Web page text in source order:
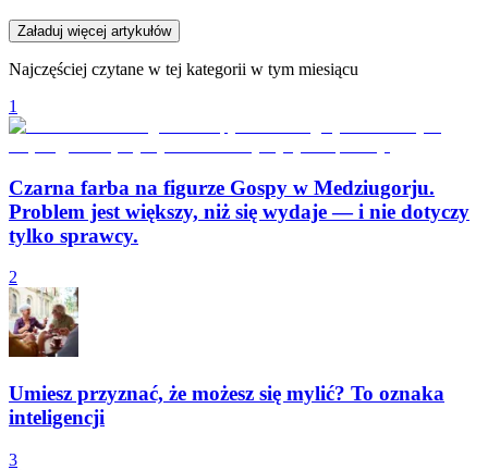
Załaduj więcej artykułów
Najczęściej czytane w tej kategorii w tym miesiącu
1
Czarna farba na figurze Gospy w Medziugorju.
Problem jest większy, niż się wydaje — i nie dotyczy
tylko sprawcy.
2
Umiesz przyznać, że możesz się mylić? To oznaka
inteligencji
3